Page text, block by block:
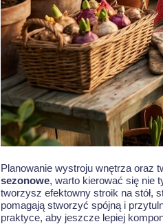
Planowanie wystroju wnętrza oraz
sezonowe, warto kierować się nie
tworzysz efektowny stroik na stół,
pomagają stworzyć spójną i
praktyce, aby jeszcze lepiej